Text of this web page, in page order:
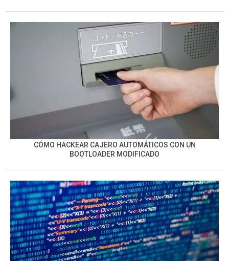
CÓMO HACKEAR CAJERO AUTOMÁTICOS CON UN
BOOTLOADER MODIFICADO